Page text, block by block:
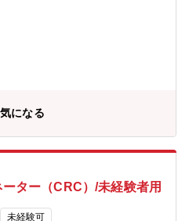
、現在も業界のリーディングカンパ
支援は年間400試験以上です。
気になる
ーター（CRC）/未経験者用
未経験可